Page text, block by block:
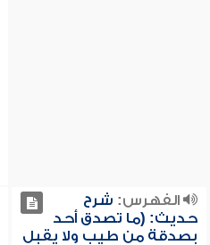
الفهرس: شرح
حديث: (ما تصدق أحد
بصدقة من طيب ولا يقبل